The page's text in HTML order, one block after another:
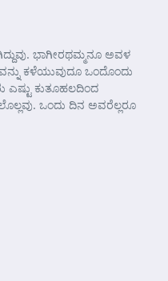
ಭಾಗೀರಥಮ್ಮನೂ ಅವಳ
ಕಳೆಯುವುದೂ ಒಂದೊಂದು
ಎಷ್ಟು ಕುತೂಹಲದಿಂದ
ಒಂದು ದಿನ ಅವರೆಲ್ಲರೂ